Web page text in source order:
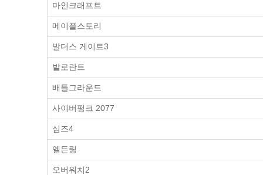
마인크래프트
메이플스토리
발더스 게이트3
발로란트
배틀그라운드
사이버펑크 2077
심즈4
엘든링
오버워치2